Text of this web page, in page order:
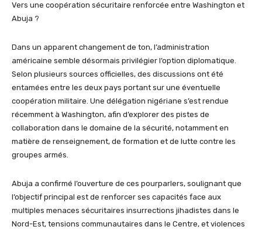
Vers une coopération sécuritaire renforcée entre Washington et
Abuja ?
Dans un apparent changement de ton, l’administration
américaine semble désormais privilégier l’option diplomatique.
Selon plusieurs sources officielles, des discussions ont été
entamées entre les deux pays portant sur une éventuelle
coopération militaire. Une délégation nigériane s’est rendue
récemment à Washington, afin d’explorer des pistes de
collaboration dans le domaine de la sécurité, notamment en
matière de renseignement, de formation et de lutte contre les
groupes armés.
Abuja a confirmé l’ouverture de ces pourparlers, soulignant que
l’objectif principal est de renforcer ses capacités face aux
multiples menaces sécuritaires insurrections jihadistes dans le
Nord-Est, tensions communautaires dans le Centre, et violences